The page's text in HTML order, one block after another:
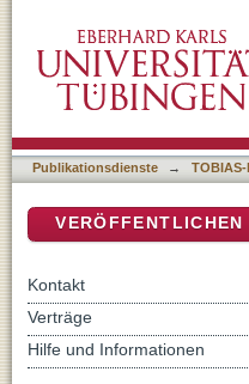
Publikationsdienste →
VERÖFFENTLICHEN
Kontakt
Verträge
Hilfe und Informationen